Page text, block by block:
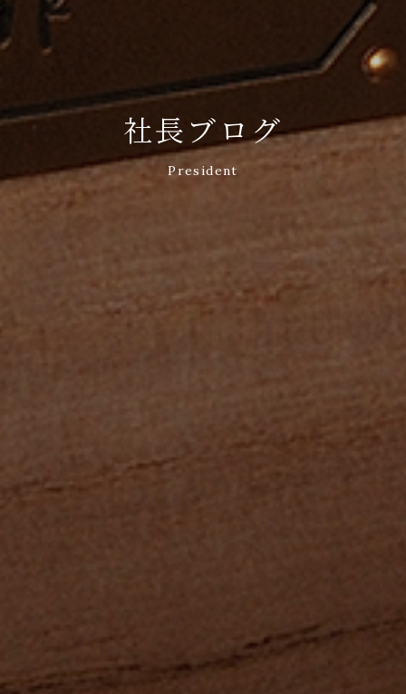
社長ブログ
President